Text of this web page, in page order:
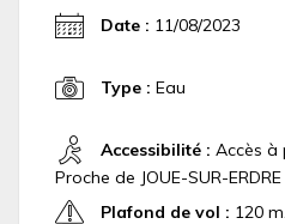
Date : 11/08/2023
Type : Eau
Accessibilité : Accès à
Proche de JOUE-SUR-ERDRE
Plafond de vol : 120